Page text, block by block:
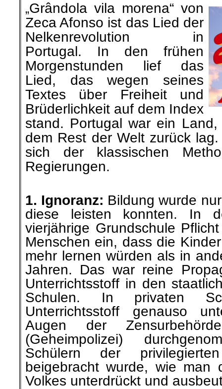
„Grândola vila morena“ von
Zeca Afonso ist das Lied der
Nelkenrevolution in
Portugal. In den frühen
Morgenstunden lief das
Lied, das wegen seines
Textes über Freiheit und
Brüderlichkeit auf dem Index
stand. Portugal war ein
dem Rest der Welt zurück
sich der klassischen
Regierungen.
1. Ignoranz: Bildung wurde
diese leisten konnten. In
vierjährige Grundschule
Menschen ein, dass die
mehr lernen würden als in
Jahren. Das war reine
Unterrichtsstoff in den
Schulen. In privaten
Unterrichtsstoff genauso
Augen der
(Geheimpolizei)
Schülern der
beigebracht wurde, wie man
Volkes unterdrückt und